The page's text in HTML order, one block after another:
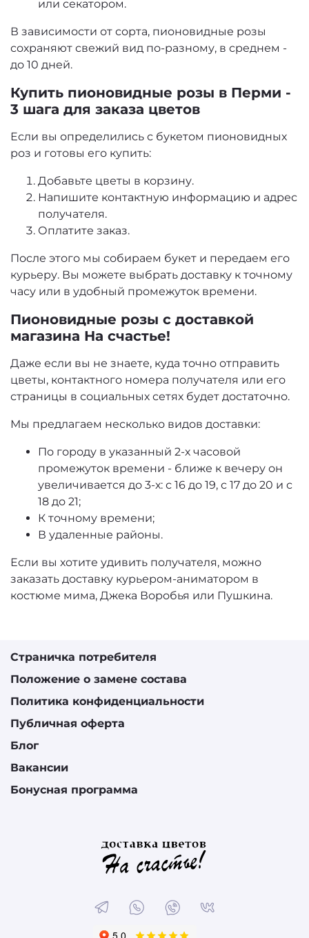
или секатором.
В зависимости от сорта, пионовидные розы
сохраняют свежий вид по-разному, в среднем -
до 10 дней.
Купить пионовидные розы в Перми -
3 шага для заказа цветов
Если вы определились с букетом пионовидных
роз и готовы его купить:
Добавьте цветы в корзину.
Напишите контактную информацию и адрес
получателя.
Оплатите заказ.
После этого мы собираем букет и передаем его
курьеру. Вы можете выбрать доставку к точному
часу или в удобный промежуток времени.
Пионовидные розы с доставкой
магазина На счастье!
Даже если вы не знаете, куда точно отправить
цветы, контактного номера получателя или его
страницы в социальных сетях будет достаточно.
Мы предлагаем несколько видов доставки:
По городу в указанный 2-х часовой
промежуток времени - ближе к вечеру он
увеличивается до 3-х: с 16 до 19, с 17 до 20 и с
18 до 21;
К точному времени;
В удаленные районы.
Если вы хотите удивить получателя, можно
заказать доставку курьером-аниматором в
костюме мима, Джека Воробья или Пушкина.
Страничка потребителя
Положение о замене состава
Политика конфиденциальности
Публичная оферта
Блог
Вакансии
Бонусная программа